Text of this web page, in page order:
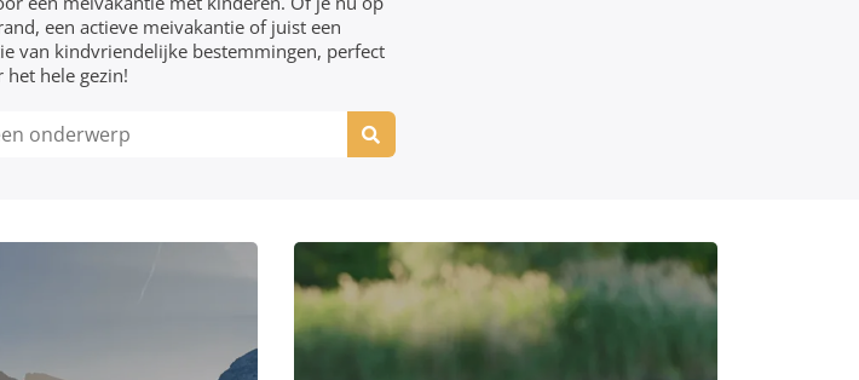
een actieve meivakantie of juist een
van kindvriendelijke bestemmingen, perfect
het hele gezin!